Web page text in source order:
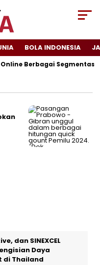
BOLA INDONESIA
Berbagai Segmentasi
dan SINEXCEL
Daya
di Thailand